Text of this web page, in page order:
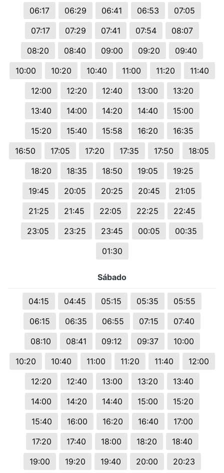
06:17 06:29 06:41 06:53
07:05
07:17
07:29 07:41 07:54
08:07
08:20
08:40 09:00 09:20
09:40
10:00
10:20 10:40 11:00 11:20
11:40
12:00
12:20 12:40 13:00
13:20
13:40
14:00 14:20 14:40
15:00
15:20
15:40 15:58 16:20
16:35
16:50
17:05 17:20 17:35 17:50
18:05
18:20
18:35 18:50 19:05
19:25
19:45
20:05 20:25 20:45
21:05
21:25
21:45 22:05 22:25
22:45
23:05
23:25 23:45 00:05
00:35
01:30
Sábado
04:15 04:45 05:15 05:35
05:55
06:15
06:35 06:55 07:15
07:40
08:10
08:41 09:12 09:37
10:00
10:20
10:40 11:00 11:20 11:40
12:00
12:20
12:40 13:00 13:20
13:40
14:00
14:20 14:40 15:00
15:20
15:40
16:00 16:20 16:40
17:00
17:20
17:40 18:00 18:20
18:40
19:00
19:20 19:40 20:00
20:23